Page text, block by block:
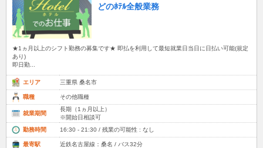
どのﾎﾃﾙ全般業務
★1ヵ月以上のシフト勤務の募集です★ 即払を利用して最短就業日当日に日払い可能(規定
あり)
即日勤...
エリア 三重県 桑名市
職種 その他職種
就業期間
長期（1ヵ月以上）
※開始日相談可
勤務時間
16:30 - 21:30 / 残業の可能性 : なし
最寄駅 近鉄名古屋線：桑名 / バス32分